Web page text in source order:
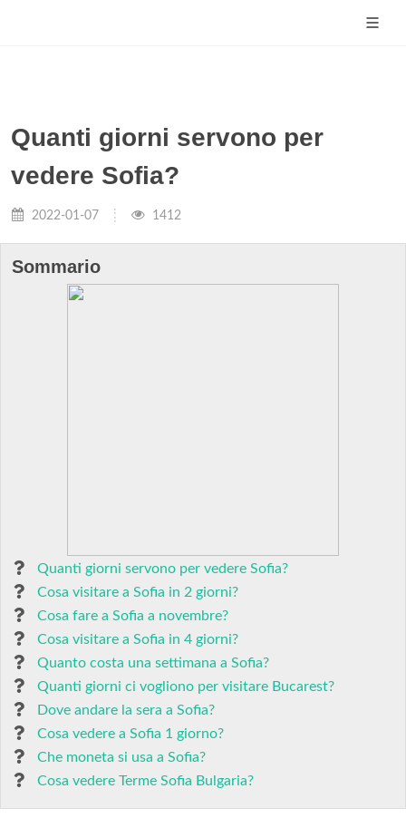
Quanti giorni servono per
vedere Sofia?
2022-01-07 1412
Sommario
Quanti giorni servono per vedere Sofia?
Cosa visitare a Sofia in 2 giorni?
Cosa fare a Sofia a novembre?
Cosa visitare a Sofia in 4 giorni?
Quanto costa una settimana a Sofia?
Quanti giorni ci vogliono per visitare Bucarest?
Dove andare la sera a Sofia?
Cosa vedere a Sofia 1 giorno?
Che moneta si usa a Sofia?
Cosa vedere Terme Sofia Bulgaria?